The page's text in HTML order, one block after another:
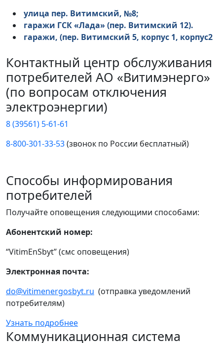
улица пер. Витимский, №8;
гаражи ГСК «Лада» (пер. Витимский 12).
гаражи, (пер. Витимский 5, корпус 1, корпус2
Контактный центр обслуживания
потребителей АО «Витимэнерго»
(по вопросам отключения
электроэнергии)
8 (39561) 5-61-61
8-800-301-33-53(звонок по России бесплатный)
Способы информирования
потребителей
Получайте оповещения следующими способами:
Абонентский номер:
“VitimEnSbyt” (смс оповещения)
Электронная почта:
do@vitimenergosbyt.ru (отправка уведомлений
потребителям)
Узнать подробнее
Коммуникационная система